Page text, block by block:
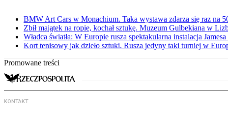
BMW Art Cars w Monachium. Taka wystawa zdarza się raz na
Zbił majątek na ropie, kochał sztukę. Muzeum Gulbekiana w
Władca światła: W Europie rusza spektakularna instalacja
Kort tenisowy jak dzieło sztuki. Rusza jedyny taki turniej w
Promowane treści
KONTAKT